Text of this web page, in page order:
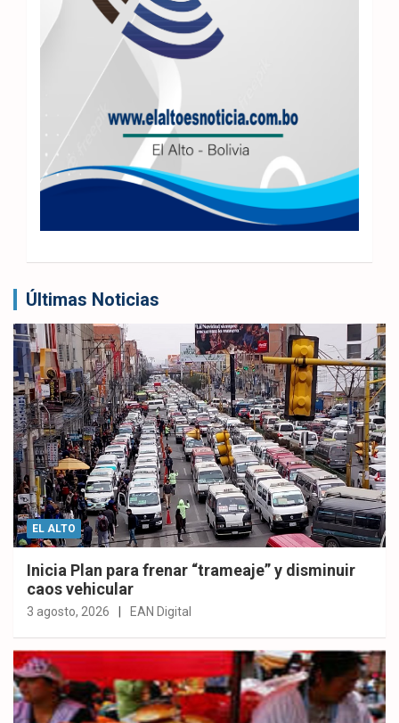
Últimas Noticias
EL ALTO
Inicia Plan para frenar “trameaje” y disminuir
caos vehicular
3 agosto, 2026 EAN Digital